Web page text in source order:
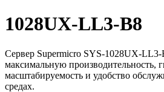
1028UX-LL3-B8
Сервер Supermicro SYS-1028UX-LL3-
максимальную производительность,
масштабируемость и удобство
средах.